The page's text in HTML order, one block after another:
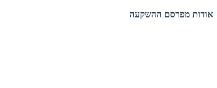
אודות מפרסם ההשקעה